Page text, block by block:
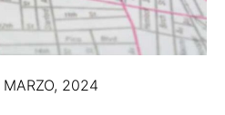
MARZO, 2024